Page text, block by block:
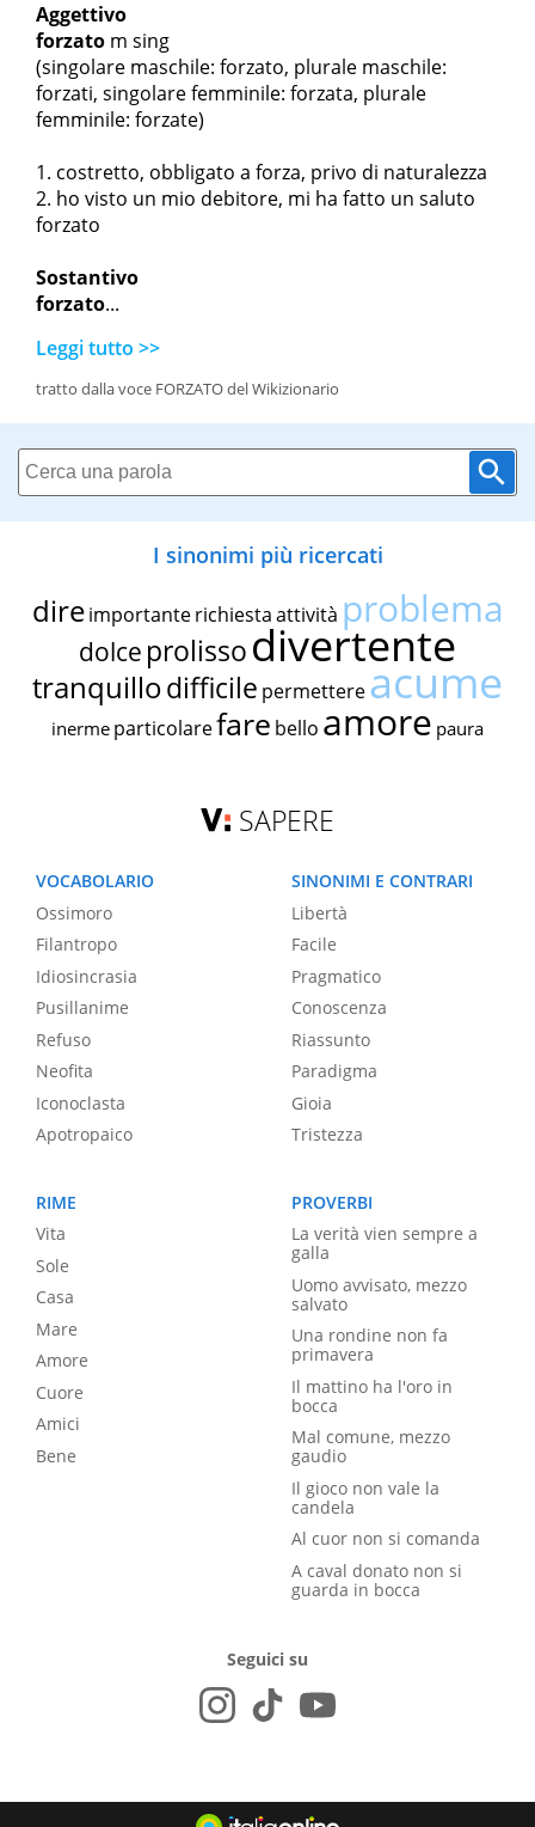
Aggettivo
forzato m sing
(singolare maschile: forzato, plurale maschile:
forzati, singolare femminile: forzata, plurale
femminile: forzate)
costretto, obbligato a forza, privo di naturalezza
ho visto un mio debitore, mi ha fatto un saluto
forzato
Sostantivo
forzato...
Leggi tutto >>
tratto dalla voce FORZATO del Wikizionario
I sinonimi più ricercati
dire importante richiestaattività problema
dolce prolissodivertente
tranquillodifficile permettereacume
inerme particolarefare bello amore paura
SAPERE
VOCABOLARIO
Ossimoro
Filantropo
Idiosincrasia
Pusillanime
Refuso
Neofita
Iconoclasta
Apotropaico
SINONIMI E CONTRARI
Libertà
Facile
Pragmatico
Conoscenza
Riassunto
Paradigma
Gioia
Tristezza
RIME
Vita
Sole
Casa
Mare
Amore
Cuore
Amici
Bene
PROVERBI
La verità vien sempre a
galla
Uomo avvisato, mezzo
salvato
Una rondine non fa
primavera
Il mattino ha l'oro in
bocca
Mal comune, mezzo
gaudio
Il gioco non vale la
candela
Al cuor non si comanda
A caval donato non si
guarda in bocca
Seguici su